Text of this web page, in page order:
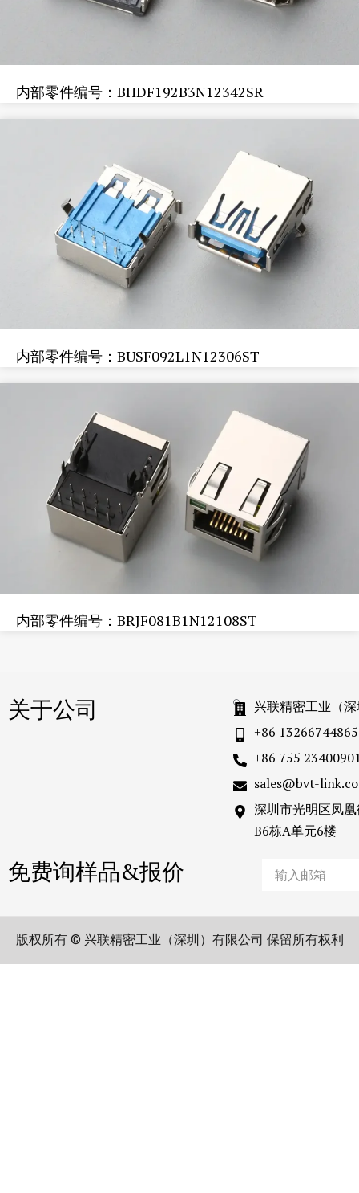
内部零件编号：BHDF192B3N12342SR
内部零件编号：BUSF092L1N12306ST
内部零件编号：BRJF081B1N12108ST
关于公司
兴联精密工业（
+86 13266744865
+86 755
sales@bvt-
深圳市光明区凤
B6栋A单元6楼
免费询样品&报价
版权所有 © 兴联精密工业（深圳）有限公司 保留所有权利